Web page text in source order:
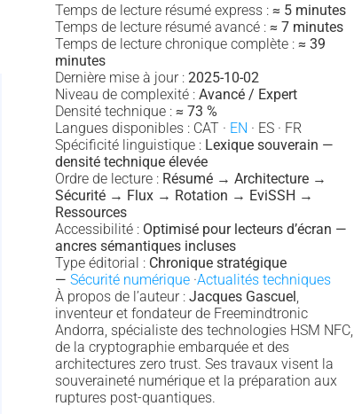
Temps de lecture résumé express : ≈ 5 minutes
Temps de lecture résumé avancé : ≈ 7 minutes
Temps de lecture chronique complète : ≈ 39
minutes
Dernière mise à jour : 2025-10-02
Niveau de complexité : Avancé / Expert
Densité technique : ≈ 73 %
Langues disponibles : CAT · EN · ES · FR
Spécificité linguistique : Lexique souverain —
densité technique élevée
Ordre de lecture : Résumé → Architecture →
Sécurité → Flux → Rotation → EviSSH →
Ressources
Accessibilité : Optimisé pour lecteurs d’écran —
ancres sémantiques incluses
Type éditorial : Chronique stratégique
— Sécurité numérique ·Actualités techniques
À propos de l’auteur : Jacques Gascuel,
inventeur et fondateur de Freemindtronic
Andorra, spécialiste des technologies HSM NFC,
de la cryptographie embarquée et des
architectures zero trust. Ses travaux visent la
souveraineté numérique et la préparation aux
ruptures post-quantiques.